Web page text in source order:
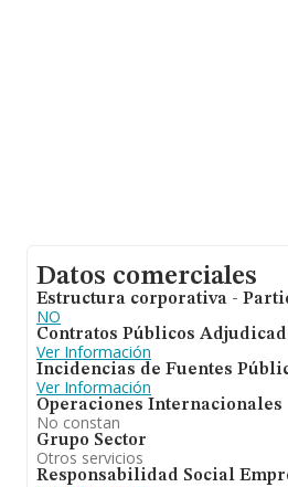
Datos comerciales
Estructura corporativa -
NO
Contratos Públicos
Ver Información
Incidencias de Fuentes
Ver Información
Operaciones Internacionales
No constan
Grupo Sector
Otros servicios
Responsabilidad Social